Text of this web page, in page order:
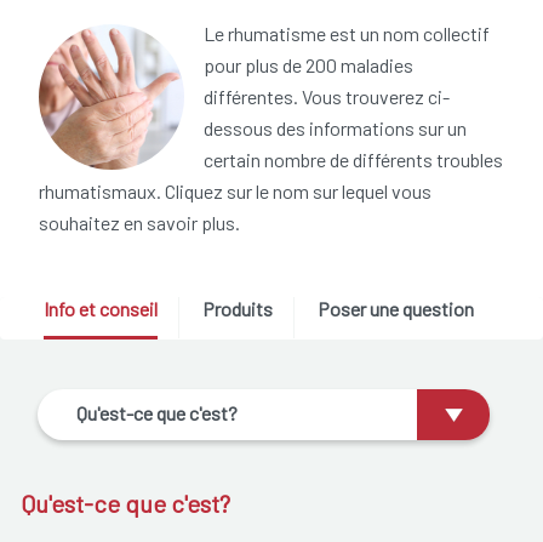
Le rhumatisme est un nom collectif
pour plus de 200 maladies
différentes. Vous trouverez ci-
dessous des informations sur un
certain nombre de différents troubles
rhumatismaux. Cliquez sur le nom sur lequel vous
souhaitez en savoir plus.
Info et conseil Produits Poser une question
Qu'est-ce que c'est?
Qu'est-ce que c'est?